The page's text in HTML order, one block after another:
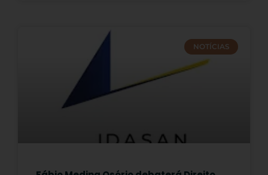
NOTÍCIAS